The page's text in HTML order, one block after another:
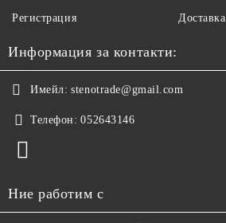
Регистрация Доставка
Информация за контакти:
Имейл: stenotrade@gmail.com
Телефон: 052643146
Ние работим с